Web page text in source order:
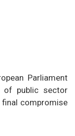
Parliament
of public sector
compromise